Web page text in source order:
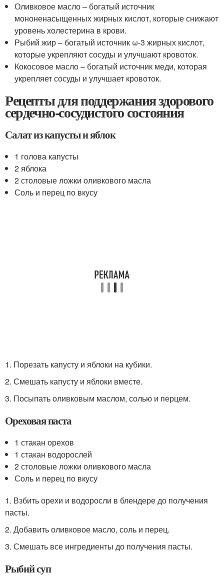
Оливковое масло – богатый источник
мононенасыщенных жирных кислот, которые снижают
уровень холестерина в крови.
Рыбий жир – богатый источник ω-3 жирных кислот,
которые укрепляют сосуды и улучшают кровоток.
Кокосовое масло – богатый источник меди, которая
укрепляет сосуды и улучшает кровоток.
Рецепты для поддержания здорового
сердечно-сосудистого состояния
Салат из капусты и яблок
1 голова капусты
2 яблока
2 столовые ложки оливкового масла
Соль и перец по вкусу
1. Порезать капусту и яблоки на кубики.
2. Смешать капусту и яблоки вместе.
3. Посыпать оливковым маслом, солью и перцем.
Ореховая паста
1 стакан орехов
1 стакан водорослей
2 столовые ложки оливкового масла
Соль и перец по вкусу
1. Взбить орехи и водоросли в блендере до получения
пасты.
2. Добавить оливковое масло, соль и перец.
3. Смешать все ингредиенты до получения пасты.
Рыбий суп